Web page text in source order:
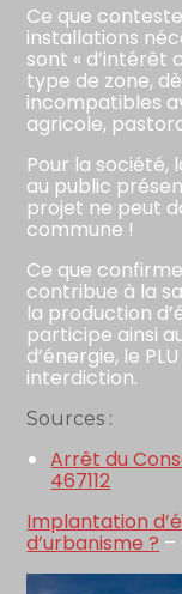
Ce que
installations
sont « d’intérêt
type de zone,
incompatibles
agricole,
Pour la société,
au public
projet ne peut
commune !
Ce que
contribue à la
la production
participe ainsi
d’énergie, le
interdiction.
Sources :
Arrêt du
467112
Implantation
d’urbanisme ? –